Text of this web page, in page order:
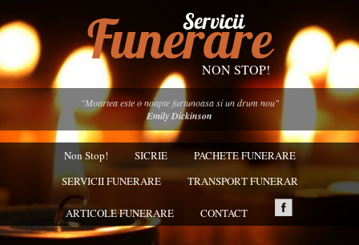
Servicii
Funerare
NON STOP!
"Moartea este o noapte furtunoasa si un drum nou"
Emily Dickinson
Non Stop! SICRIE
PACHETE FUNERARE
SERVICII FUNERARE
TRANSPORT FUNERAR
ARTICOLE FUNERARE CONTACT